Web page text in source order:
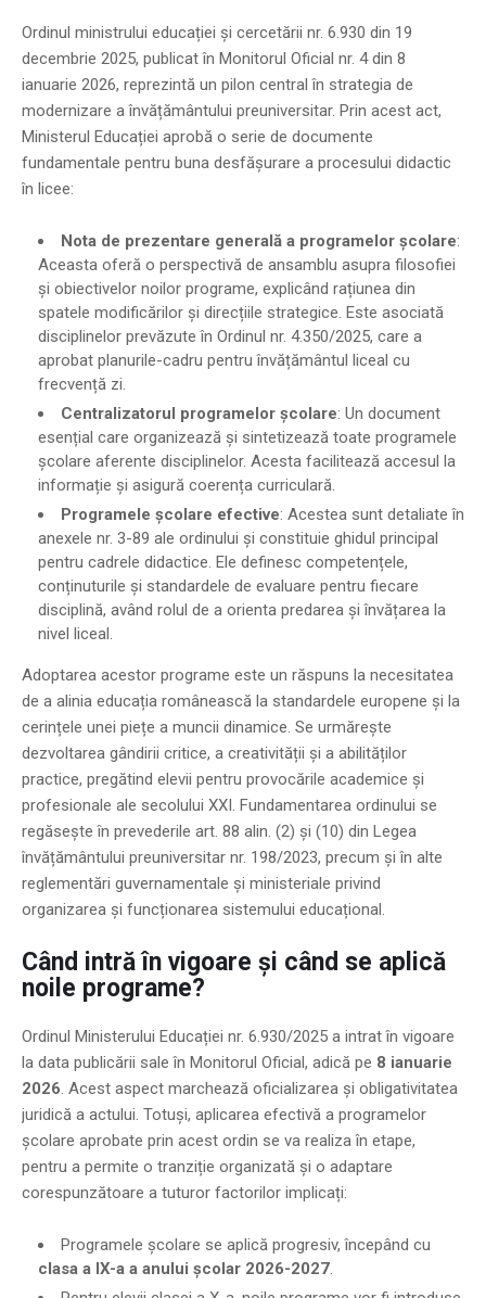
Ordinul ministrului educației și cercetării nr. 6.930 din 19
decembrie 2025, publicat în Monitorul Oficial nr. 4 din 8
ianuarie 2026, reprezintă un pilon central în strategia de
modernizare a învățământului preuniversitar. Prin acest act,
Ministerul Educației aprobă o serie de documente
fundamentale pentru buna desfășurare a procesului didactic
în licee:
Nota de prezentare generală a programelor școlare:
Aceasta oferă o perspectivă de ansamblu asupra filosofiei
și obiectivelor noilor programe, explicând rațiunea din
spatele modificărilor și direcțiile strategice. Este asociată
disciplinelor prevăzute în Ordinul nr. 4.350/2025, care a
aprobat planurile-cadru pentru învățământul liceal cu
frecvență zi.
Centralizatorul programelor școlare: Un document
esențial care organizează și sintetizează toate programele
școlare aferente disciplinelor. Acesta facilitează accesul la
informație și asigură coerența curriculară.
Programele școlare efective: Acestea sunt detaliate în
anexele nr. 3-89 ale ordinului și constituie ghidul principal
pentru cadrele didactice. Ele definesc competențele,
conținuturile și standardele de evaluare pentru fiecare
disciplină, având rolul de a orienta predarea și învățarea la
nivel liceal.
Adoptarea acestor programe este un răspuns la necesitatea
de a alinia educația românească la standardele europene și la
cerințele unei piețe a muncii dinamice. Se urmărește
dezvoltarea gândirii critice, a creativității și a abilităților
practice, pregătind elevii pentru provocările academice și
profesionale ale secolului XXI. Fundamentarea ordinului se
regăsește în prevederile art. 88 alin. (2) și (10) din Legea
învățământului preuniversitar nr. 198/2023, precum și în alte
reglementări guvernamentale și ministeriale privind
organizarea și funcționarea sistemului educațional.
Când intră în vigoare și când se aplică
noile programe?
Ordinul Ministerului Educației nr. 6.930/2025 a intrat în vigoare
la data publicării sale în Monitorul Oficial, adică pe 8 ianuarie
2026 . Acest aspect marchează oficializarea și obligativitatea
juridică a actului. Totuși, aplicarea efectivă a programelor
școlare aprobate prin acest ordin se va realiza în etape,
pentru a permite o tranziție organizată și o adaptare
corespunzătoare a tuturor factorilor implicați:
Programele școlare se aplică progresiv, începând cu
clasa a IX-a a anului școlar 2026-2027